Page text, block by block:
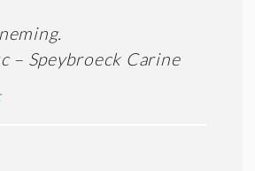
– Speybroeck Carine